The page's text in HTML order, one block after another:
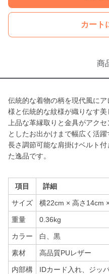
カート
商
伝統的な着物の柄を現代風に
様と伝統的な紋様が織りなす美
上品な革縁取りと金具がアク
としたお出かけまで幅広く活躍
長さ調節可能な肩掛けベルト
た逸品です。
項目 詳細
サイズ 横22cm × 高さ14cm
重量 0.36kg
カラー 白、黒
素材 高品質PUレザー
内部構
IDカード入れ、ジッ